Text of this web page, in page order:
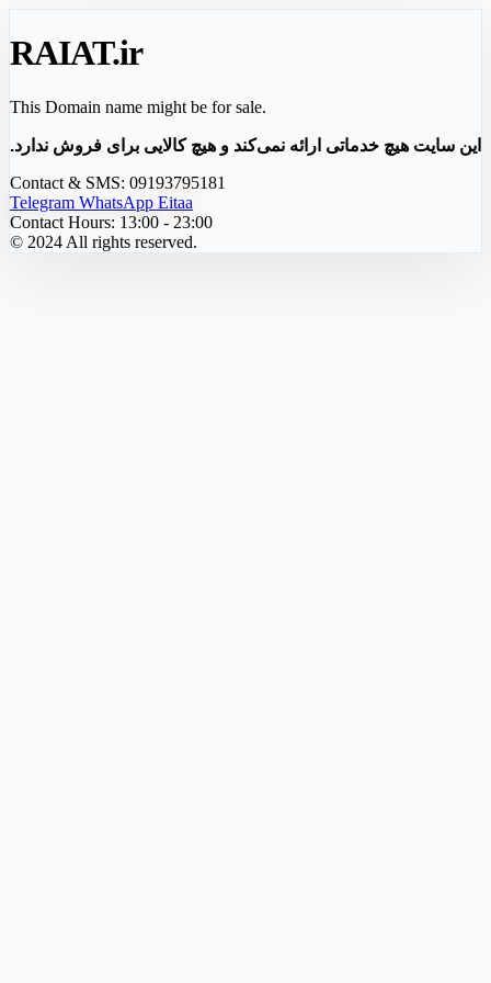
RAIAT.ir
This Domain name might be for sale.
این سایت هیچ خدماتی ارائه نمی‌کند و هیچ کالایی برای فروش ندارد.
Contact & SMS: 09193795181
Telegram WhatsApp Eitaa
Contact Hours: 13:00 - 23:00
© 2024 All rights reserved.